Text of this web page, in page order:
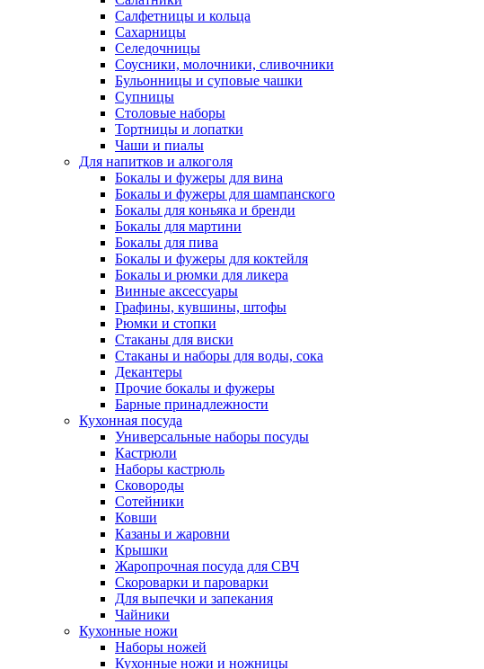
Салфетницы и кольца
Сахарницы
Селедочницы
Соусники, молочники, сливочники
Бульонницы и суповые чашки
Супницы
Столовые наборы
Тортницы и лопатки
Чаши и пиалы
Для напитков и алкоголя
Бокалы и фужеры для вина
Бокалы и фужеры для шампанского
Бокалы для коньяка и бренди
Бокалы для мартини
Бокалы для пива
Бокалы и фужеры для коктейля
Бокалы и рюмки для ликера
Винные аксессуары
Графины, кувшины, штофы
Рюмки и стопки
Стаканы для виски
Стаканы и наборы для воды, сока
Декантеры
Прочие бокалы и фужеры
Барные принадлежности
Кухонная посуда
Универсальные наборы посуды
Кастрюли
Наборы кастрюль
Сковороды
Сотейники
Ковши
Казаны и жаровни
Крышки
Жаропрочная посуда для СВЧ
Скороварки и пароварки
Для выпечки и запекания
Чайники
Кухонные ножи
Наборы ножей
Кухонные ножи и ножницы